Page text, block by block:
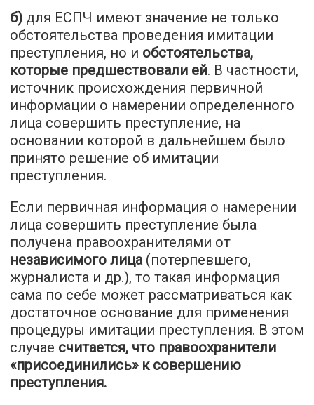
б) для ЕСПЧ имеют значение не только
обстоятельства проведения имитации
преступления, но и обстоятельства,
которые предшествовали ей. В частности,
источник происхождения первичной
информации о намерении определенного
лица совершить преступление, на
основании которой в дальнейшем было
принято решение об имитации
преступления.
Если первичная информация о намерении
лица совершить преступление была
получена правоохранителями от
независимого лица(потерпевшего,
журналиста и др.), то такая информация
сама по себе может рассматриваться как
достаточное основание для применения
процедуры имитации преступления. В этом
случае считается, что правоохранители
«присоединились» к совершению
преступления.